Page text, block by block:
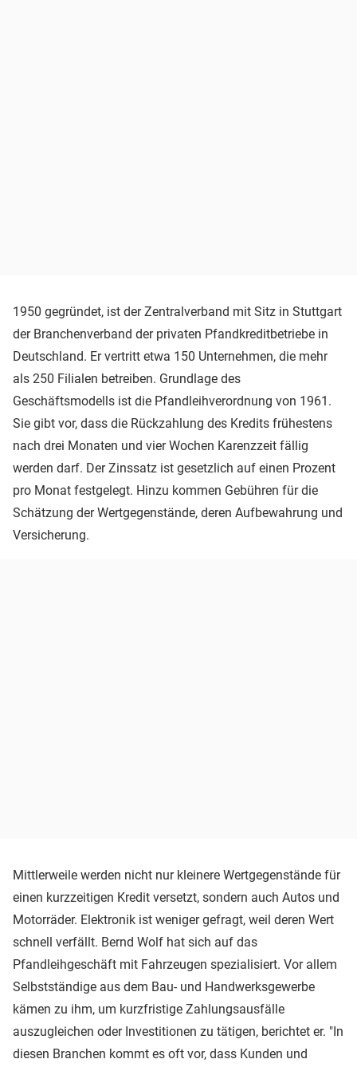
1950 gegründet, ist der Zentralverband mit Sitz in Stuttgart
der Branchenverband der privaten Pfandkreditbetriebe in
Deutschland. Er vertritt etwa 150 Unternehmen, die mehr
als 250 Filialen betreiben. Grundlage des
Geschäftsmodells ist die Pfandleihverordnung von 1961.
Sie gibt vor, dass die Rückzahlung des Kredits frühestens
nach drei Monaten und vier Wochen Karenzzeit fällig
werden darf. Der Zinssatz ist gesetzlich auf einen Prozent
pro Monat festgelegt. Hinzu kommen Gebühren für die
Schätzung der Wertgegenstände, deren Aufbewahrung und
Versicherung.
Mittlerweile werden nicht nur kleinere Wertgegenstände für
einen kurzzeitigen Kredit versetzt, sondern auch Autos und
Motorräder. Elektronik ist weniger gefragt, weil deren Wert
schnell verfällt. Bernd Wolf hat sich auf das
Pfandleihgeschäft mit Fahrzeugen spezialisiert. Vor allem
Selbstständige aus dem Bau- und Handwerksgewerbe
kämen zu ihm, um kurzfristige Zahlungsausfälle
auszugleichen oder Investitionen zu tätigen, berichtet er. "In
diesen Branchen kommt es oft vor, dass Kunden und